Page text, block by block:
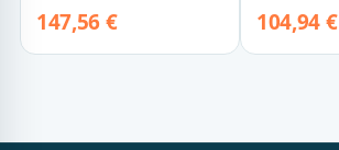
147,56 € 104,94 €